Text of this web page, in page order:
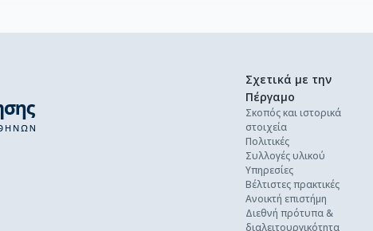
Σχετικά με την
Πέργαμο
Σκοπός και ιστορικά
στοιχεία
Πολιτικές
Συλλογές υλικού
Υπηρεσίες
Βέλτιστες πρακτικές
Ανοικτή επιστήμη
Διεθνή πρότυπα &
διαλειτουργικότητα